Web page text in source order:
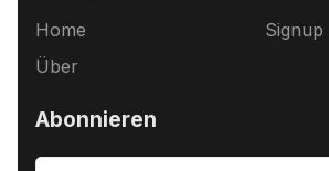
Home
Über
Signup
Abonnieren